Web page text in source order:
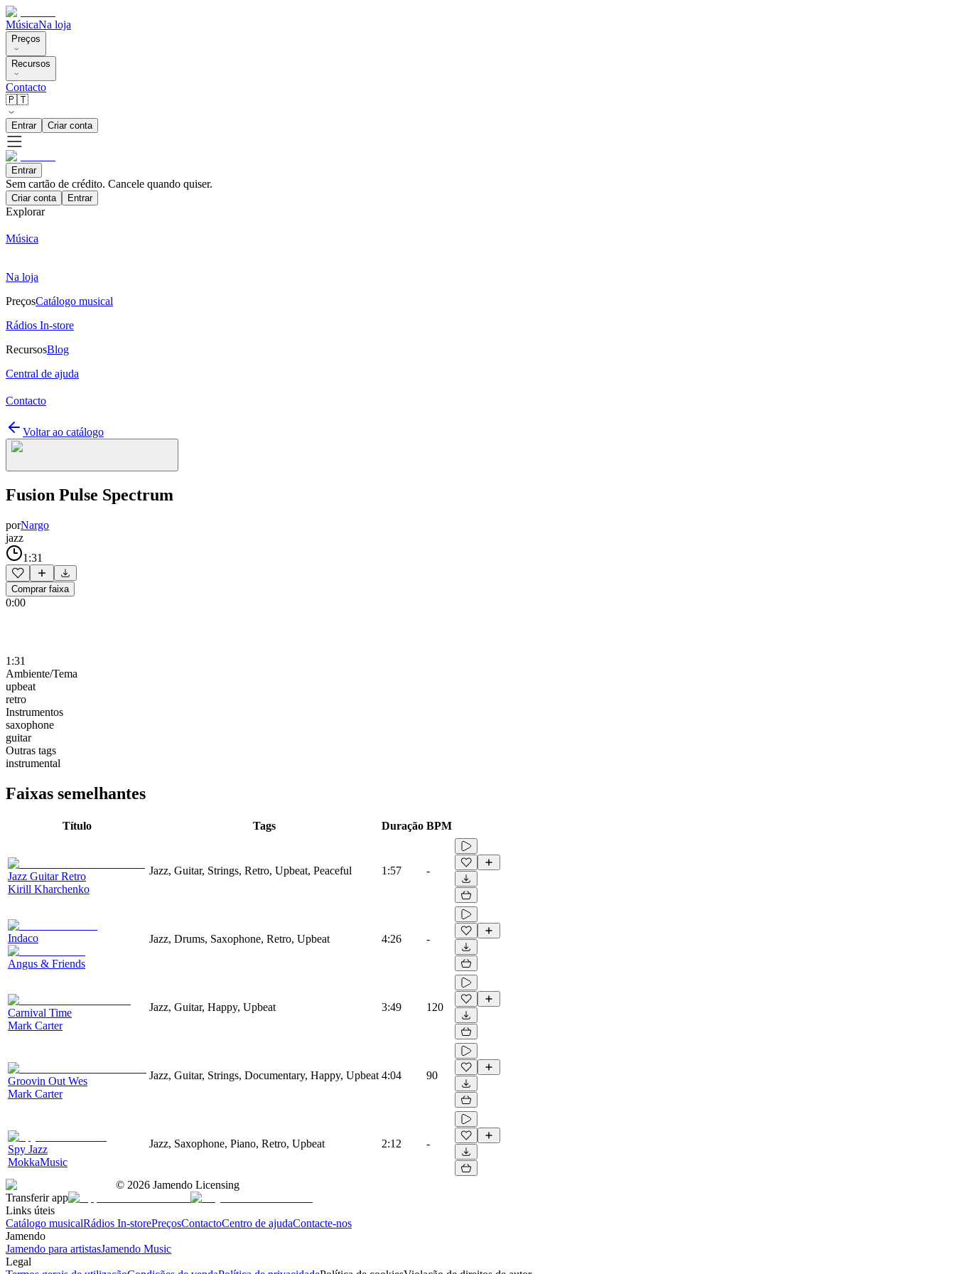
MúsicaNa loja
Preços
Recursos
Contacto
🇵🇹
Entrar Criar conta
Entrar
Sem cartão de crédito. Cancele quando quiser.
Criar conta Entrar
Explorar
Música
Na loja
PreçosCatálogo musical
Rádios In-store
RecursosBlog
Central de ajuda
Contacto
Voltar ao catálogo
Fusion Pulse Spectrum
porNargo
jazz
1:31
Comprar faixa
0:00
1:31
Ambiente/Tema
upbeat
retro
Instrumentos
saxophone
guitar
Outras tags
instrumental
Faixas semelhantes
Título Tags Duração BPM
Jazz Guitar Retro
Kirill Kharchenko
Jazz, Guitar, Strings, Retro, Upbeat, Peaceful 1:57 -
Indaco
Angus & Friends
Jazz, Drums, Saxophone, Retro, Upbeat 4:26 -
Carnival Time
Mark Carter
Jazz, Guitar, Happy, Upbeat 3:49 120
Groovin Out Wes
Mark Carter
Jazz, Guitar, Strings, Documentary, Happy, Upbeat 4:04 90
Spy Jazz
MokkaMusic
Jazz, Saxophone, Piano, Retro, Upbeat 2:12 -
© 2026 Jamendo Licensing
Transferir app
Links úteis
Catálogo musicalRádios In-storePreçosContactoCentro de ajudaContacte-nos
Jamendo
Jamendo para artistasJamendo Music
Legal